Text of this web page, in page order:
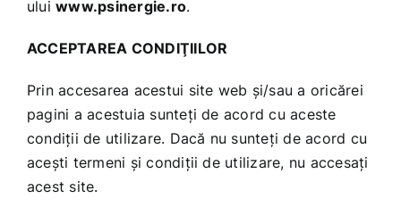
uluiwww.psinergie.ro.
ACCEPTAREA CONDIŢIILOR
Prin accesarea acestui site web şi/sau a oricărei
pagini a acestuia sunteţi de acord cu aceste
condiţii de utilizare. Dacă nu sunteţi de acord cu
aceşti termeni şi condiţii de utilizare, nu accesaţi
acest site.